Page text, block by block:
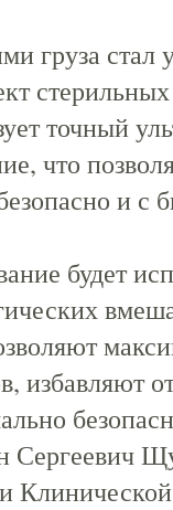
груза стал
точный
что
и с
будет
избавляют
Сергеевич